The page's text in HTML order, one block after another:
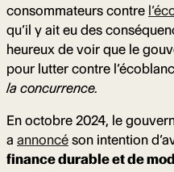
consommateurs contre
qu’il y ait eu des
heureux de voir que le
pour lutter contre
la concurrence.
En octobre 2024, le
a annoncé son intention
finance durable et de